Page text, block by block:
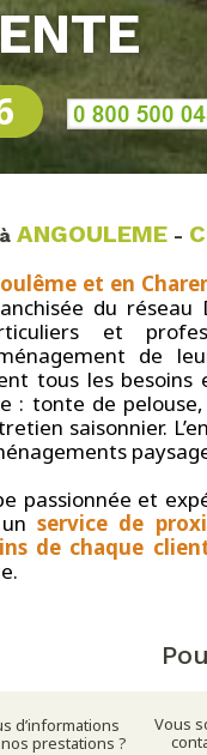
ANGOULEME-
et en
du réseau
et
de
tous les besoins
: tonte de
saisonnier.
passionnée et
unservice de
de chaque
d’informations
prestations ?
Vous